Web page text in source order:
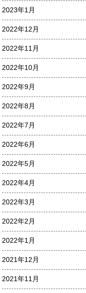
2023年1月
2022年12月
2022年11月
2022年10月
2022年9月
2022年8月
2022年7月
2022年6月
2022年5月
2022年4月
2022年3月
2022年2月
2022年1月
2021年12月
2021年11月